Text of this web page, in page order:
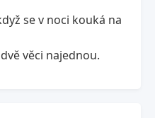
se v noci kouká na
věci najednou.